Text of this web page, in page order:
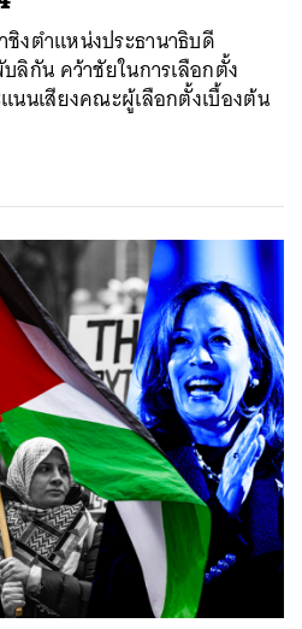
งตำแหน่งประธานาธิบดี
ลิกัน คว้าชัยในการเลือกตั้ง
นนเสียงคณะผู้เลือกตั้งเบื้องต้น